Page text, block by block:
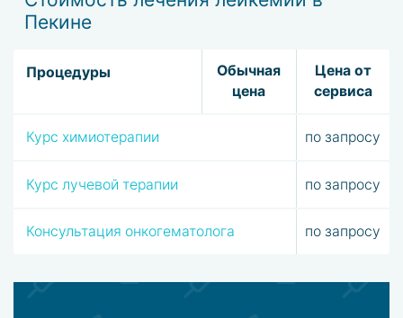
Радиотерапия, проводимая на современных установках,
позволяет прицельно воздействовать на костный мозг.
Иммунотерапия, проводимая в клиниках Пекина,
налаживает работу иммунной системы, повышает
защитные силы организма и облегчает побочные
Врачи и медицинский персонал, работающие в
онкологических клиниках Пекина, постоянно проходят
обучение и повышают свою квалификацию.
Если вы решите доверить свое здоровье врачам из
Пекине
Процедуры
Обычная
цена
Цена от
сервиса
Курс химиотерапии по запросу
Курс лучевой терапии по запросу
Консультация онкогематолога по запросу